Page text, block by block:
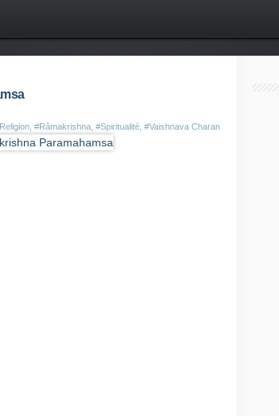
#Râmakrishna #Spiritualité #Vaishnava Charan